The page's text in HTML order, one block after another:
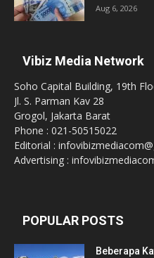
Aug 6, 2026
Vibiz Media Network
Soho Capital Building, 19th
Jl. S. Parman Kav 28
Grogol, Jakarta Barat
Phone : 021-50515022
Editorial :
Advertising :
POPULAR POSTS
Beberapa